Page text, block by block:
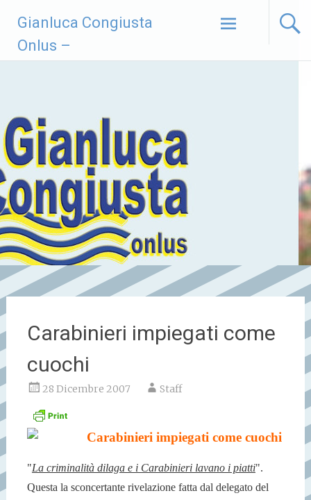
contenuto
Gianluca Congiusta
Onlus –
Carabinieri impiegati come
cuochi
28 Dicembre 2007 Staff
Carabinieri impiegati come cuochi
"La criminalità dilaga e i Carabinieri lavano i piatti".
Questa la sconcertante rivelazione fatta dal delegato del